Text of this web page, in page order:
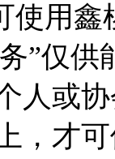
使用鑫
”仅供
人或
，才